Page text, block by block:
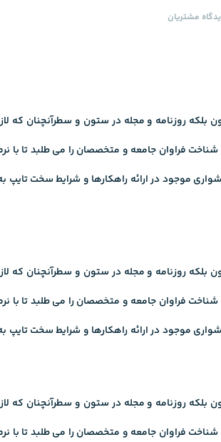
‌مشتریان
روزنامه و مجله در ستون و سطرآنچنان که
فراوان جامعه و متخصصان را می طلبد تا با
موجود در ارائه راهکارها و شرایط سخت تایپ به
روزنامه و مجله در ستون و سطرآنچنان که
فراوان جامعه و متخصصان را می طلبد تا با
موجود در ارائه راهکارها و شرایط سخت تایپ به
روزنامه و مجله در ستون و سطرآنچنان که
فراوان جامعه و متخصصان را می طلبد تا با